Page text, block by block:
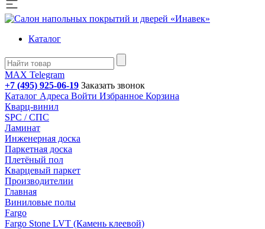
Каталог
MAX Telegram
+7 (495) 925-06-19 Заказать звонок
Каталог Адреса Войти Избранное Корзина
Кварц-винил
SPC / СПС
Ламинат
Инженерная доска
Паркетная доска
Плетёный пол
Кварцевый паркет
Производителии
Главная
Виниловые полы
Fargo
Fargo Stone LVT (Камень клеевой)